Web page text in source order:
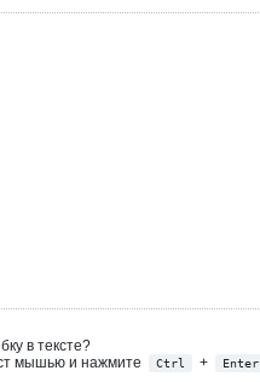
в тексте?
мышью и нажмите
Ctrl + Enter